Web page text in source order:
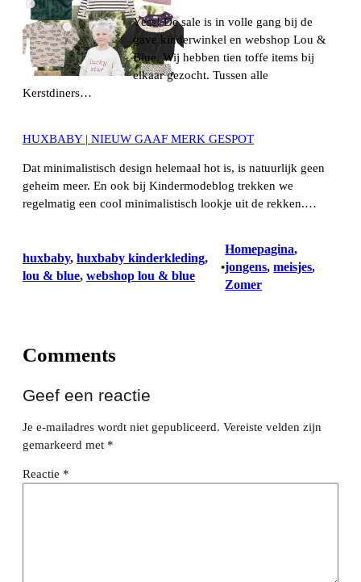
Yess! De sale is in volle gang bij de
gave kinderwinkel en webshop Lou &
Blue. Wij hebben tien toffe items bij
elkaar gezocht. Tussen alle
Kerstdiners…
HUXBABY | NIEUW GAAF MERK GESPOT
Dat minimalistisch design helemaal hot is, is natuurlijk geen
geheim meer. En ook bij Kindermodeblog trekken we
regelmatig een cool minimalistisch lookje uit de rekken.…
huxbaby, huxbaby kinderkleding
lou & blue, webshop lou & blue
•
Homepagina
jongens, meisjes
Zomer
Comments
Geef een reactie
Je e-mailadres wordt niet gepubliceerd. Vereiste velden zijn
gemarkeerd met *
Reactie *